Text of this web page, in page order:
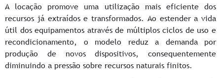
A locação promove uma utilização mais eficiente dos
recursos já extraídos e transformados. Ao estender a vida
útil dos equipamentos através de múltiplos ciclos de uso e
recondicionamento, o modelo reduz a demanda por
produção de novos dispositivos, consequentemente
diminuindo a pressão sobre recursos naturais finitos.